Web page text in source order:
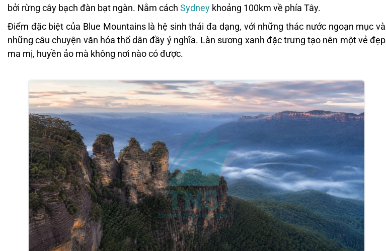
bởi rừng cây bạch đàn bạt ngàn. Nằm cách Sydney khoảng 100km về phía Tây.
Điểm đặc biệt của Blue Mountains là hệ sinh thái đa dạng, với những thác nước ngoạn mục và
những câu chuyện văn hóa thổ dân đầy ý nghĩa. Làn sương xanh đặc trưng tạo nên một vẻ đẹp
ma mị, huyền ảo mà không nơi nào có được.